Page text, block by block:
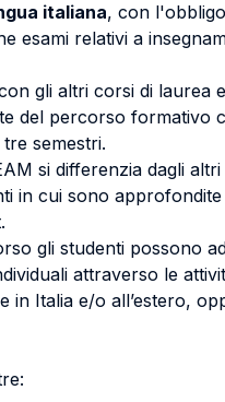
italiana, con
esami relativi a
gli altri corsi di laurea
del percorso formativo
semestri.
si differenzia dagli
in cui sono
gli studenti possono
attraverso le
in Italia e/o all’estero,